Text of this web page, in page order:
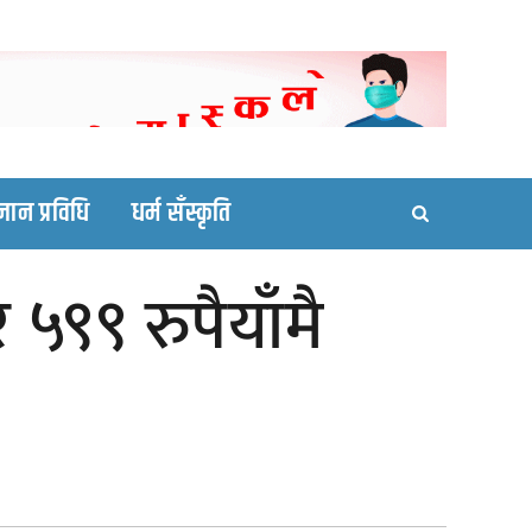
site
प्रविधि धर्म सँस्कृति
रुपैयाँमै